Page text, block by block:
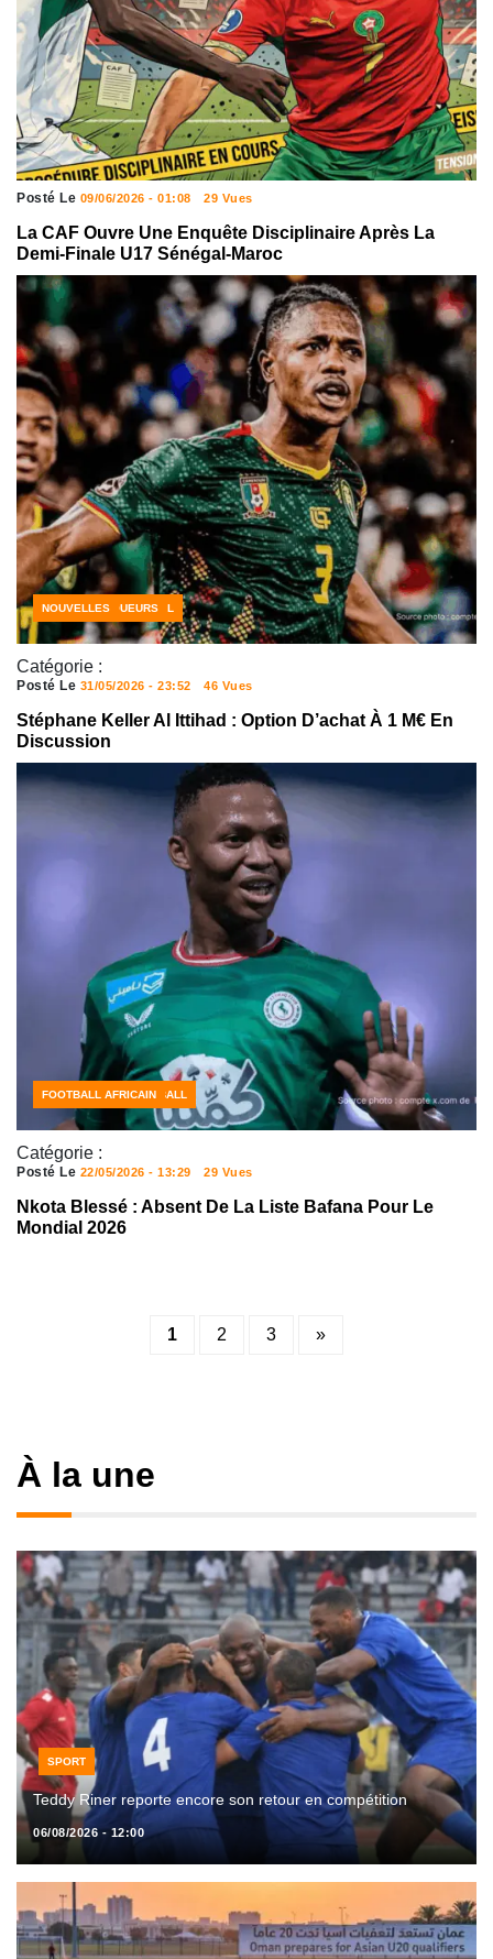
Posté Le 09/06/2026 - 01:08 29 Vues
La CAF Ouvre Une Enquête Disciplinaire Après La
Demi-Finale U17 Sénégal-Maroc
Catégorie :
ACTUALITÉS FOOTBALL
FOOTBALL AFRICAIN
FOOTBALL JOUEURS
NOUVELLES
Posté Le 31/05/2026 - 23:52 46 Vues
Stéphane Keller Al Ittihad : Option D’achat À 1 M€ En
Discussion
Catégorie :
ACTUALITÉS FOOTBALL
CÔTE D'IVOIRE FOOTBALL
FOOTBALL AFRICAIN
Posté Le 22/05/2026 - 13:29 29 Vues
Nkota Blessé : Absent De La Liste Bafana Pour Le
Mondial 2026
Posts
1 2 3 »
À la une
SPORT
Teddy Riner reporte encore son retour en compétition
06/08/2026 - 12:00